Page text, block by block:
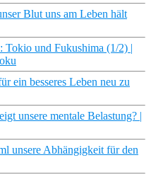
Blut uns am Leben hält
Tokio und Fukushima (1/2) |
ein besseres Leben neu zu
unsere mentale Belastung? |
unsere Abhängigkeit für den